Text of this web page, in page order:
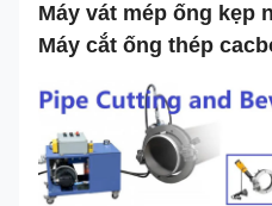
Máy vát mép ống kẹp
Máy cắt ống thép